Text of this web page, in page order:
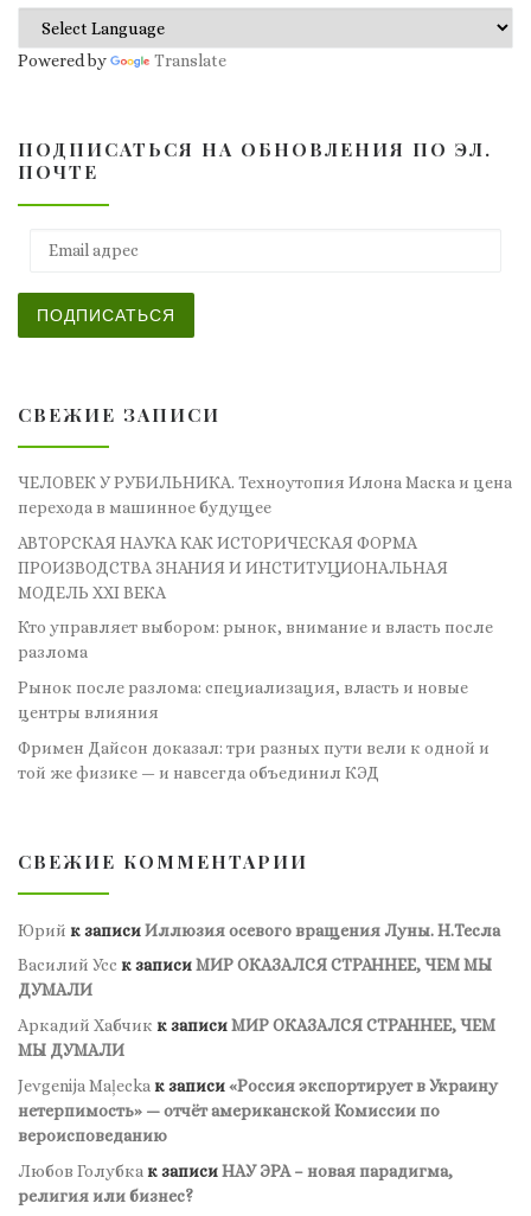
Powered by Translate
ПОДПИСАТЬСЯ НА ОБНОВЛЕНИЯ ПО ЭЛ.
ПОЧТЕ
ПОДПИСАТЬСЯ
СВЕЖИЕ ЗАПИСИ
ЧЕЛОВЕК У РУБИЛЬНИКА. Техноутопия Илона Маска и цена
перехода в машинное будущее
АВТОРСКАЯ НАУКА КАК ИСТОРИЧЕСКАЯ ФОРМА
ПРОИЗВОДСТВА ЗНАНИЯ И ИНСТИТУЦИОНАЛЬНАЯ
МОДЕЛЬ XXI ВЕКА
Кто управляет выбором: рынок, внимание и власть после
разлома
Рынок после разлома: специализация, власть и новые
центры влияния
Фримен Дайсон доказал: три разных пути вели к одной и
той же физике — и навсегда объединил КЭД
СВЕЖИЕ КОММЕНТАРИИ
Юрий к записиИллюзия осевого вращения Луны. Н.Тесла
Василий Усс к записиМИР ОКАЗАЛСЯ СТРАННЕЕ, ЧЕМ МЫ
ДУМАЛИ
Аркадий Хабчик к записиМИР ОКАЗАЛСЯ СТРАННЕЕ, ЧЕМ
МЫ ДУМАЛИ
Jevgenija Maļecka к записи«Россия экспортирует в Украину
нетерпимость» — отчёт американской Комиссии по
вероисповеданию
Любов Голубка к записиНАУ ЭРА – новая парадигма,
религия или бизнес?